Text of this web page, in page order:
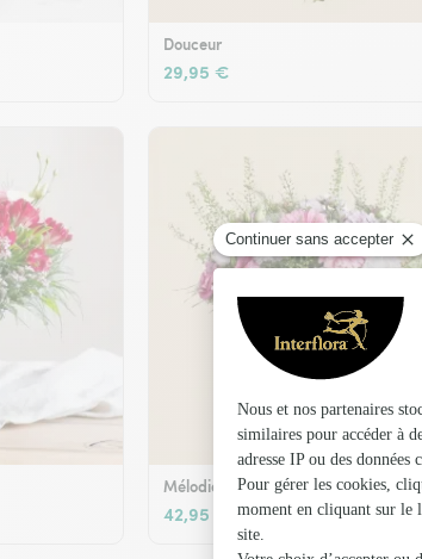
Douceur
29,95 €
Mélodie et son vase offert
42,95 €